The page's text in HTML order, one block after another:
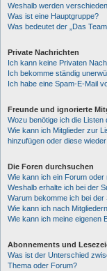
Weshalb werden
Was ist eine Hauptgruppe?
Was bedeutet der „Das
Private Nachrichten
Ich kann keine Privaten
Ich bekomme ständig
Ich habe eine Spam-E-Mail
Freunde und ignorierte
Wozu benötige ich die
Wie kann ich Mitglieder zur
hinzufügen oder diese
Die Foren durchsuchen
Wie kann ich ein Forum
Weshalb erhalte ich bei der
Warum bekomme ich bei der
Wie kann ich nach
Wie kann ich meine eigenen
Abonnements und
Was ist der Unterschied
Thema oder Forum?